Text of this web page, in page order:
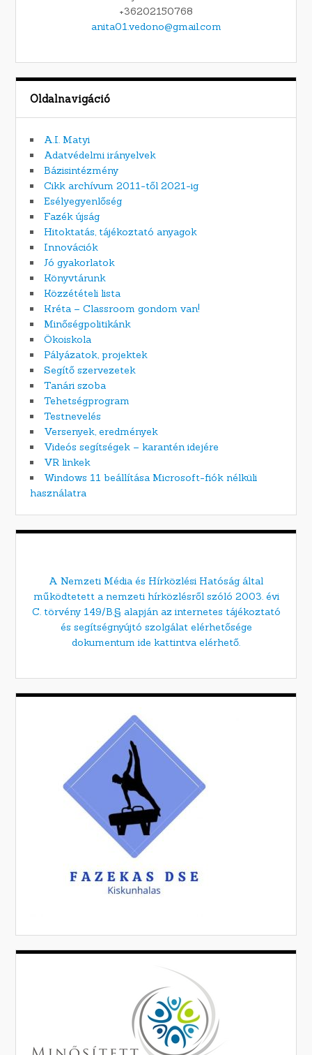
+36202150768
anita01.vedono@gmail.com
Oldalnavigáció
A.I. Matyi
Adatvédelmi irányelvek
Bázisintézmény
Cikk archívum 2011-től 2021-ig
Esélyegyenlőség
Fazék újság
Hitoktatás, tájékoztató anyagok
Innovációk
Jó gyakorlatok
Könyvtárunk
Közzétételi lista
Kréta – Classroom gondom van!
Minőségpolitikánk
Ökoiskola
Pályázatok, projektek
Segítő szervezetek
Tanári szoba
Tehetségprogram
Testnevelés
Versenyek, eredmények
Videós segítségek – karantén idejére
VR linkek
Windows 11 beállítása Microsoft-fiók nélküli
használatra
A Nemzeti Média és Hírközlési Hatóság által
működtetett a nemzeti hírközlésről szóló 2003. évi
C. törvény 149/B.§ alapján az internetes tájékoztató
és segítségnyújtó szolgálat elérhetősége
dokumentum ide kattintva elérhető.